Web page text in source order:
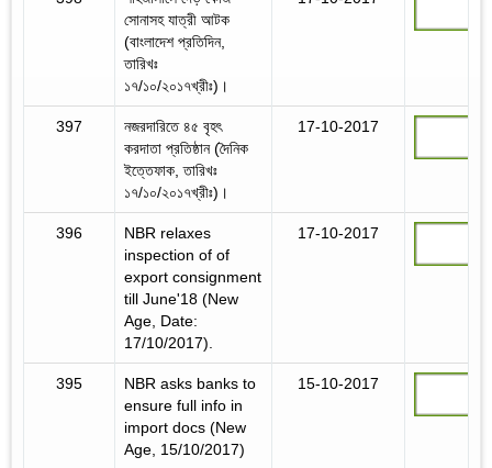
সোনাসহ যাত্রী আটক
(বাংলাদেশ প্রতিদিন,
তারিখঃ
১৭/১০/২০১৭খ্রীঃ)।
397
নজরদারিতে ৪৫ বৃহৎ
করদাতা প্রতিষ্ঠান (দৈনিক
ইত্তেফাক, তারিখঃ
১৭/১০/২০১৭খ্রীঃ)।
17-10-2017
396
NBR relaxes
inspection of of
export consignment
till June'18 (New
Age, Date:
17/10/2017).
17-10-2017
395
NBR asks banks to
ensure full info in
import docs (New
Age, 15/10/2017)
15-10-2017